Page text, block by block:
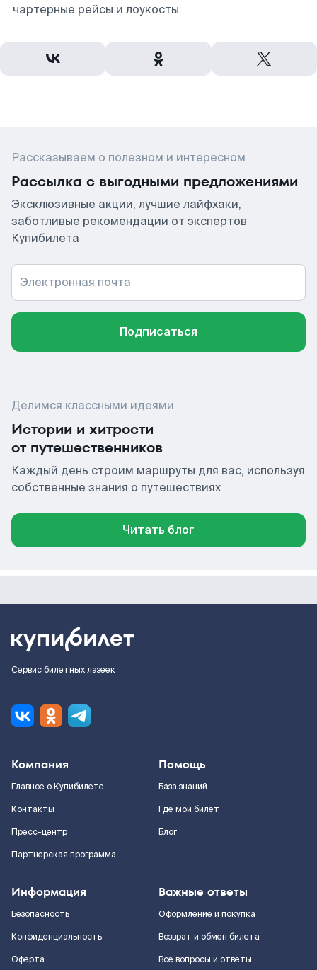
чартерные рейсы и лоукосты.
Рассказываем о полезном и интересном
Рассылка с выгодными предложениями
Эксклюзивные акции, лучшие лайфхаки,
заботливые рекомендации от экспертов
Купибилета
Электронная почта
Подписаться
Делимся классными идеями
Истории и хитрости
от путешественников
Каждый день строим маршруты для вас, используя
собственные знания о путешествиях
Читать блог
Сервис билетных лазеек
Компания
Главное о Купибилете
Контакты
Пресс-центр
Партнерская программа
Помощь
База знаний
Где мой билет
Блог
Информация
Безопасность
Конфиденциальность
Оферта
Важные ответы
Оформление и покупка
Возврат и обмен билета
Все вопросы и ответы